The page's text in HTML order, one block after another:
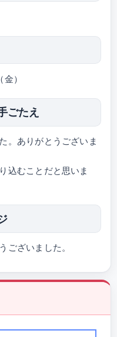
）
ごたえ
。ありがとうございま
込むことだと思いま
ございました。